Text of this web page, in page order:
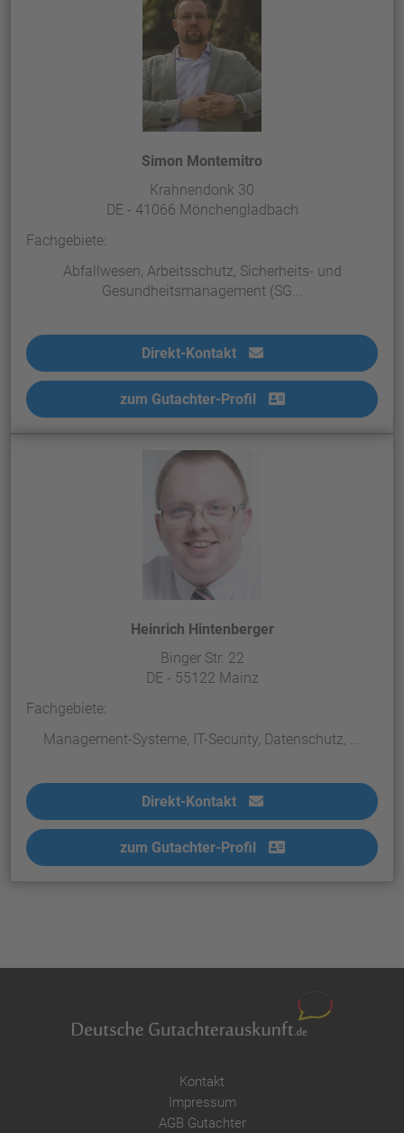
Simon Montemitro
Krahnendonk 30
DE - 41066 Mönchengladbach
Fachgebiete:
Abfallwesen, Arbeitsschutz, Sicherheits- und
Gesundheitsmanagement (SG...
Direkt-Kontakt
zum Gutachter-Profil
Heinrich Hintenberger
Binger Str. 22
DE - 55122 Mainz
Fachgebiete:
Management-Systeme, IT-Security, Datenschutz, ...
Direkt-Kontakt
zum Gutachter-Profil
Kontakt
Impressum
AGB Gutachter